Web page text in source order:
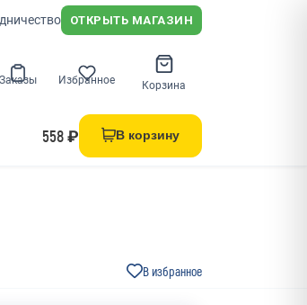
ОТКРЫТЬ МАГАЗИН
Заказы Избранное Корзина
558 ₽ В корзину
В избранное